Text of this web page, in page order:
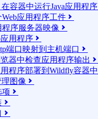
在容器中运行Java应用程序
应用程序工件 
序服务器映像 
用程序 
端口映射到主机端口 
器中检查应用程序输出 
程序部署到Wildfly容器中
理图像 
项 

